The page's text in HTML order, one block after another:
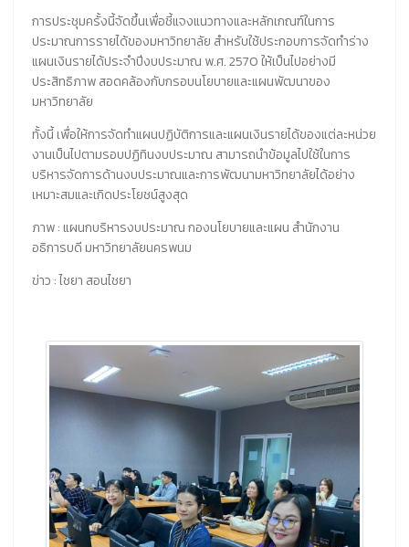
การประชุมครั้งนี้จัดขึ้นเพื่อชี้แจงแนวทางและหลักเกณฑ์ในการ
ประมาณการรายได้ของมหาวิทยาลัย สำหรับใช้ประกอบการจัดทำร่าง
แผนเงินรายได้ประจำปีงบประมาณ พ.ศ. 2570 ให้เป็นไปอย่างมี
ประสิทธิภาพ สอดคล้องกับกรอบนโยบายและแผนพัฒนาของ
มหาวิทยาลัย
ทั้งนี้ เพื่อให้การจัดทำแผนปฏิบัติการและแผนเงินรายได้ของแต่ละหน่วย
งานเป็นไปตามรอบปฏิทินงบประมาณ สามารถนำข้อมูลไปใช้ในการ
บริหารจัดการด้านงบประมาณและการพัฒนามหาวิทยาลัยได้อย่าง
เหมาะสมและเกิดประโยชน์สูงสุด
ภาพ : แผนกบริหารงบประมาณ กองนโยบายและแผน สำนักงาน
อธิการบดี มหาวิทยาลัยนครพนม
ข่าว : ไชยา สอนไชยา